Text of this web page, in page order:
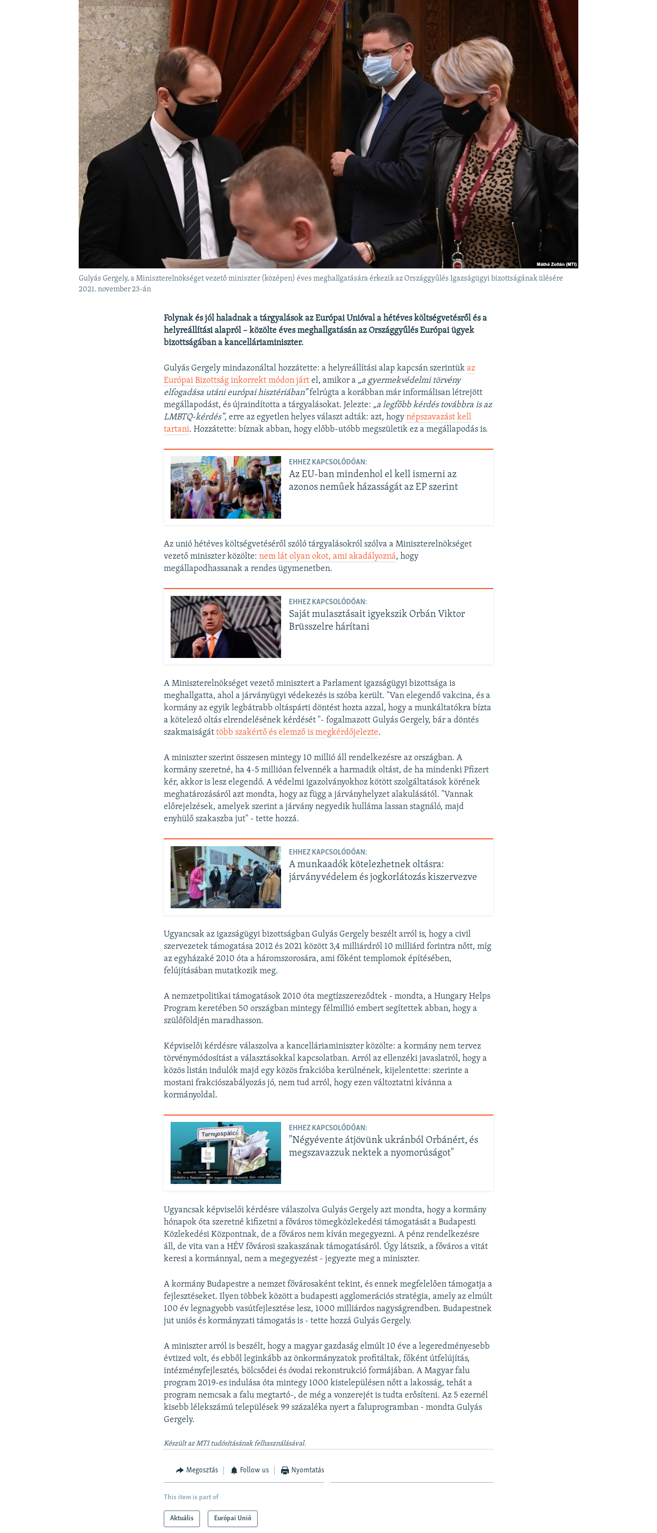
A MÚLT TANULSÁGAI
Gulyás Gergely, a Miniszterelnökséget vezető miniszter (középen) éves meghallgatására érkezik az Országgyűlés Igazságügyi bizottságának ülésére
2021. november 23-án
Folynak és jól haladnak a tárgyalások az Európai Unióval a hétéves költségvetésről és a
helyreállítási alapról – közölte éves meghallgatásán az Országgyűlés Európai ügyek
bizottságában a kancelláriaminiszter.
Gulyás Gergely mindazonáltal hozzátette: a helyreállítási alap kapcsán szerintükaz
Európai Bizottság inkorrekt módon járt el, amikor a „a gyermekvédelmi törvény
elfogadása utáni európai hisztériában”felrúgta a korábban már informálisan létrejött
megállapodást, és újraindította a tárgyalásokat. Jelezte: „a legfőbb kérdés továbbra is az
LMBTQ-kérdés”, erre az egyetlen helyes választ adták: azt, hogynépszavazást kell
tartani. Hozzátette: bíznak abban, hogy előbb-utóbb megszületik ez a megállapodás is.
EHHEZ KAPCSOLÓDÓAN:
Az EU-ban mindenhol el kell ismerni az
azonos neműek házasságát az EP szerint
Az unió hétéves költségvetéséről szóló tárgyalásokról szólva a Miniszterelnökséget
vezető miniszter közölte:nem lát olyan okot, ami akadályozná, hogy
megállapodhassanak a rendes ügymenetben.
EHHEZ KAPCSOLÓDÓAN:
Saját mulasztásait igyekszik Orbán Viktor
Brüsszelre hárítani
A Miniszterelnökséget vezető minisztert a Parlament igazságügyi bizottsága is
meghallgatta, ahol a járványügyi védekezés is szóba került. "Van elegendő vakcina, és a
kormány az egyik legbátrabb oltáspárti döntést hozta azzal, hogy a munkáltatókra bízta
a kötelező oltás elrendelésének kérdését "- fogalmazott Gulyás Gergely, bár a döntés
szakmaiságáttöbb szakértő és elemző is megkérdőjelezte.
A miniszter szerint összesen mintegy 10 millió áll rendelkezésre az országban. A
kormány szeretné, ha 4-5 millióan felvennék a harmadik oltást, de ha mindenki Pfizert
kér, akkor is lesz elegendő. A védelmi igazolványokhoz kötött szolgáltatások körének
meghatározásáról azt mondta, hogy az függ a járványhelyzet alakulásától. "Vannak
előrejelzések, amelyek szerint a járvány negyedik hulláma lassan stagnáló, majd
enyhülő szakaszba jut" - tette hozzá.
EHHEZ KAPCSOLÓDÓAN:
A munkaadók kötelezhetnek oltásra:
járványvédelem és jogkorlátozás kiszervezve
Ugyancsak az igazságügyi bizottságban Gulyás Gergely beszélt arról is, hogy a civil
szervezetek támogatása 2012 és 2021 között 3,4 milliárdról 10 milliárd forintra nőtt, míg
az egyházaké 2010 óta a háromszorosára, ami főként templomok építésében,
felújításában mutatkozik meg.
A nemzetpolitikai támogatások 2010 óta megtízszereződtek - mondta, a Hungary Helps
Program keretében 50 országban mintegy félmillió embert segítettek abban, hogy a
szülőföldjén maradhasson.
Képviselői kérdésre válaszolva a kancelláriaminiszter közölte: a kormány nem tervez
törvénymódosítást a választásokkal kapcsolatban. Arról az ellenzéki javaslatról, hogy a
közös listán indulók majd egy közös frakcióba kerülnének, kijelentette: szerinte a
mostani frakciószabályozás jó, nem tud arról, hogy ezen változtatni kívánna a
kormányoldal.
EHHEZ KAPCSOLÓDÓAN:
"Négyévente átjövünk ukránból Orbánért, és
megszavazzuk nektek a nyomorúságot"
Ugyancsak képviselői kérdésre válaszolva Gulyás Gergely azt mondta, hogy a kormány
hónapok óta szeretné kifizetni a főváros tömegközlekedési támogatását a Budapesti
Közlekedési Központnak, de a főváros nem kíván megegyezni. A pénz rendelkezésre
áll, de vita van a HÉV fővárosi szakaszának támogatásáról. Úgy látszik, a főváros a vitát
keresi a kormánnyal, nem a megegyezést - jegyezte meg a miniszter.
A kormány Budapestre a nemzet fővárosaként tekint, és ennek megfelelően támogatja a
fejlesztéseket. Ilyen többek között a budapesti agglomerációs stratégia, amely az elmúlt
100 év legnagyobb vasútfejlesztése lesz, 1000 milliárdos nagyságrendben. Budapestnek
jut uniós és kormányzati támogatás is - tette hozzá Gulyás Gergely.
A miniszter arról is beszélt, hogy a magyar gazdaság elmúlt 10 éve a legeredményesebb
évtized volt, és ebből leginkább az önkormányzatok profitáltak, főként útfelújítás,
intézményfejlesztés, bölcsődei és óvodai rekonstrukció formájában. A Magyar falu
program 2019-es indulása óta mintegy 1000 kistelepülésen nőtt a lakosság, tehát a
program nemcsak a falu megtartó-, de még a vonzerejét is tudta erősíteni. Az 5 ezernél
kisebb lélekszámú települések 99 százaléka nyert a faluprogramban - mondta Gulyás
Gergely.
Készült az MTI tudósításának felhasználásával.
Megosztás Follow us Nyomtatás
This item is part of
Aktuális Európai Unió